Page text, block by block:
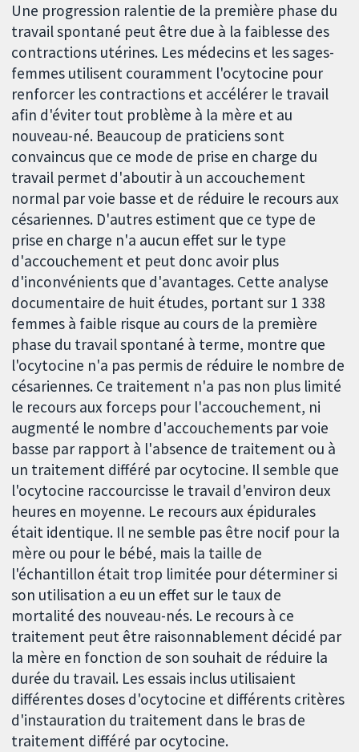
Une progression ralentie de la première phase du
travail spontané peut être due à la faiblesse des
contractions utérines. Les médecins et les sages-
femmes utilisent couramment l'ocytocine pour
renforcer les contractions et accélérer le travail
afin d'éviter tout problème à la mère et au
nouveau-né. Beaucoup de praticiens sont
convaincus que ce mode de prise en charge du
travail permet d'aboutir à un accouchement
normal par voie basse et de réduire le recours aux
césariennes. D'autres estiment que ce type de
prise en charge n'a aucun effet sur le type
d'accouchement et peut donc avoir plus
d'inconvénients que d'avantages. Cette analyse
documentaire de huit études, portant sur 1 338
femmes à faible risque au cours de la première
phase du travail spontané à terme, montre que
l'ocytocine n'a pas permis de réduire le nombre de
césariennes. Ce traitement n'a pas non plus limité
le recours aux forceps pour l'accouchement, ni
augmenté le nombre d'accouchements par voie
basse par rapport à l'absence de traitement ou à
un traitement différé par ocytocine. Il semble que
l'ocytocine raccourcisse le travail d'environ deux
heures en moyenne. Le recours aux épidurales
était identique. Il ne semble pas être nocif pour la
mère ou pour le bébé, mais la taille de
l'échantillon était trop limitée pour déterminer si
son utilisation a eu un effet sur le taux de
mortalité des nouveau-nés. Le recours à ce
traitement peut être raisonnablement décidé par
la mère en fonction de son souhait de réduire la
durée du travail. Les essais inclus utilisaient
différentes doses d'ocytocine et différents critères
d'instauration du traitement dans le bras de
traitement différé par ocytocine.